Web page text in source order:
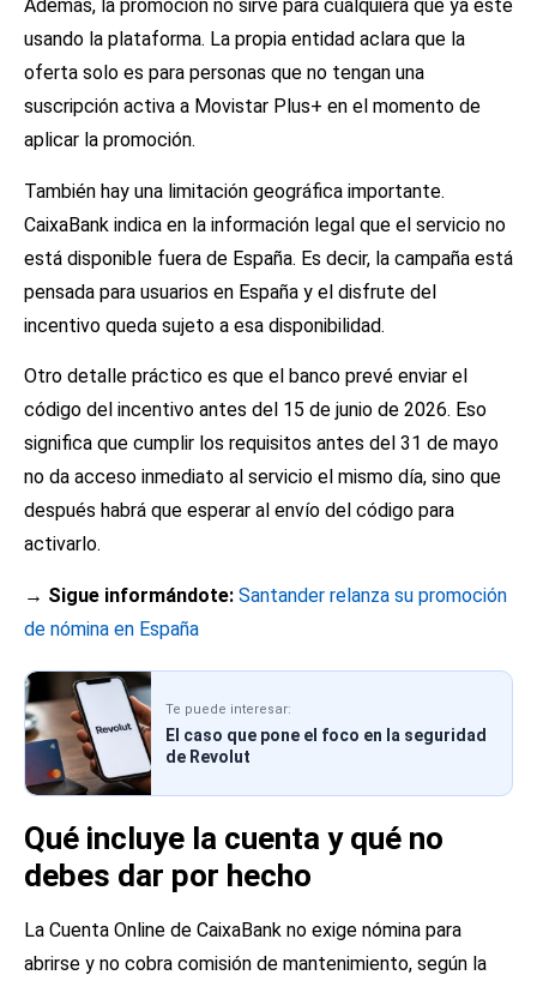
Además, la promoción no sirve para cualquiera que ya esté
usando la plataforma. La propia entidad aclara que la
oferta solo es para personas que no tengan una
suscripción activa a Movistar Plus+ en el momento de
aplicar la promoción.
También hay una limitación geográfica importante.
CaixaBank indica en la información legal que el servicio no
está disponible fuera de España. Es decir, la campaña está
pensada para usuarios en España y el disfrute del
incentivo queda sujeto a esa disponibilidad.
Otro detalle práctico es que el banco prevé enviar el
código del incentivo antes del 15 de junio de 2026. Eso
significa que cumplir los requisitos antes del 31 de mayo
no da acceso inmediato al servicio el mismo día, sino que
después habrá que esperar al envío del código para
activarlo.
→ Sigue informándote: Santander relanza su promoción
de nómina en España
Te puede interesar:
El caso que pone el foco en la seguridad
de Revolut
Qué incluye la cuenta y qué no
debes dar por hecho
La Cuenta Online de CaixaBank no exige nómina para
abrirse y no cobra comisión de mantenimiento, según la